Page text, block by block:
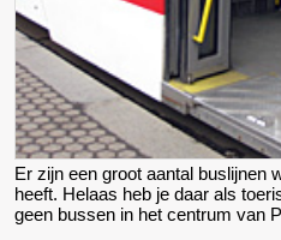
Er zijn een groot aantal buslijnen
heeft. Helaas heb je daar als
geen bussen in het centrum van